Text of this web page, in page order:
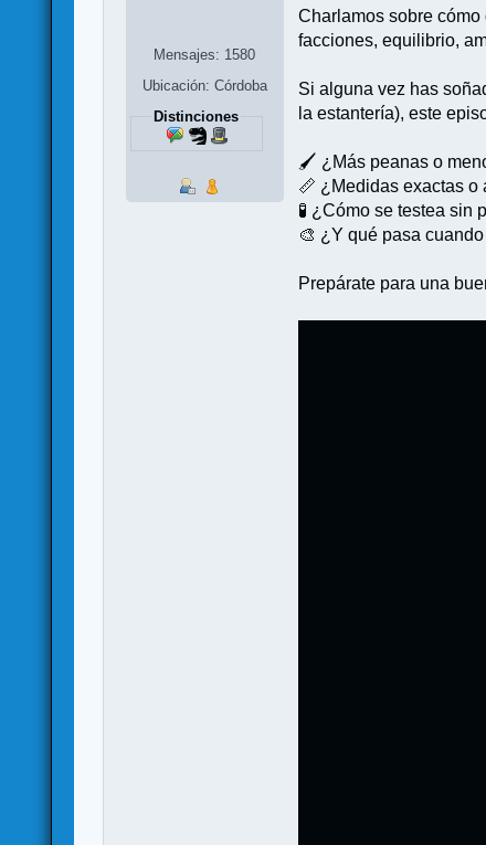
Mensajes: 1580
Ubicación: Córdoba
Distinciones
Charlamos sobre
facciones, equilibrio,
Si alguna vez has
la estantería), este
🖌️ ¿Más peanas o
📏 ¿Medidas exactas o
🧪 ¿Cómo se testea sin
🎨 ¿Y qué pasa
Prepárate para una